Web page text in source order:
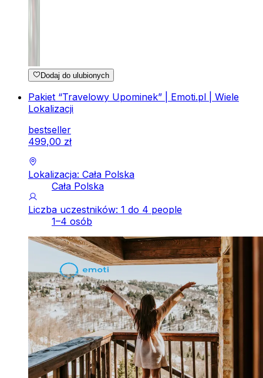
Dodaj do ulubionych
Pakiet “Travelowy Upominek” | Emoti.pl | Wiele
Lokalizacji
bestseller
499,00 zł
Lokalizacja: Cała Polska
Cała Polska
Liczba uczestników: 1 do 4 people
1–4 osób